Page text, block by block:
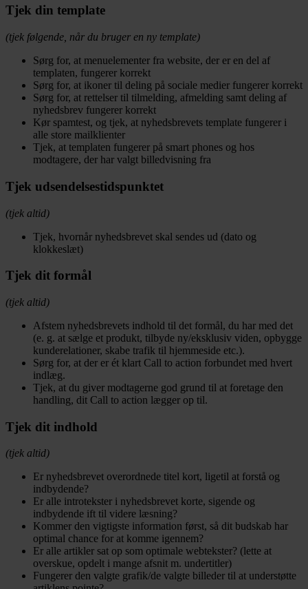
Tjek din template
(tjek følgende, når du bruger en ny template)
Sørg for, at menuelementer fra website, der er en del af
templaten, fungerer korrekt
Sørg for, at ikoner til deling på sociale medier fungerer korrekt
Sørg for, at rettelser til tilmelding, afmelding samt deling af
nyhedsbrev fungerer korrekt
Kør spamtest, og tjek, at nyhedsbrevets template fungerer i
alle store mailklienter
Tjek, at templaten fungerer på smart phones og hos
modtagere, der har valgt billedvisning fra
Tjek udsendelsestidspunktet
(tjek altid)
Tjek, hvornår nyhedsbrevet skal sendes ud (dato og
klokkeslæt)
Tjek dit formål
(tjek altid)
Afstem nyhedsbrevets indhold til det formål, du har med det
(e. g. at sælge et produkt, tilbyde ny/eksklusiv viden, opbygge
kunderelationer, skabe trafik til hjemmeside etc.).
Sørg for, at der er ét klart Call to action forbundet med hvert
indlæg.
Tjek, at du giver modtagerne god grund til at foretage den
handling, dit Call to action lægger op til.
Tjek dit indhold
(tjek altid)
Er nyhedsbrevet overordnede titel kort, ligetil at forstå og
indbydende?
Er alle introtekster i nyhedsbrevet korte, sigende og
indbydende ift til videre læsning?
Kommer den vigtigste information først, så dit budskab har
optimal chance for at komme igennem?
Er alle artikler sat op som optimale webtekster? (lette at
overskue, opdelt i mange afsnit m. undertitler)
Fungerer den valgte grafik/de valgte billeder til at understøtte